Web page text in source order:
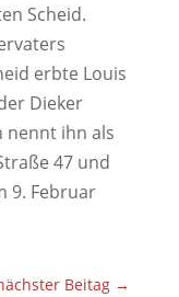
Scheid.
erbte Louis
Dieker
nennt ihn als
47 und
9. Februar
Beitag →